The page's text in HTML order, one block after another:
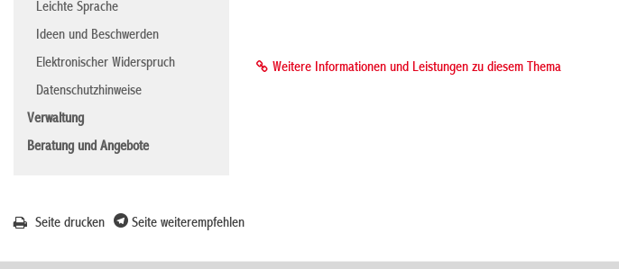
Leichte Sprache
Ideen und Beschwerden
Elektronischer Widerspruch
Datenschutzhinweise
Verwaltung
Beratung und Angebote
Weitere Informationen und Leistungen zu diesem Thema
Seite drucken Seite weiterempfehlen